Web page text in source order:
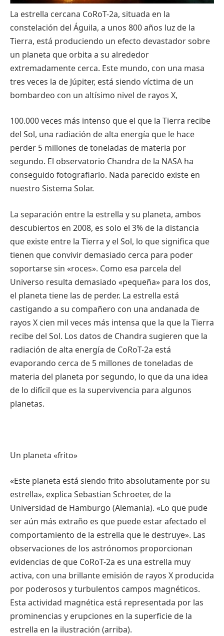
La estrella cercana CoRoT-2a, situada en la
constelación del Águila, a unos 800años luz de la
Tierra, está produciendo un efecto devastadorsobre
un planeta que orbita a su alrededor
extremadamente cerca. Este mundo, con una masa
tres veces la de Júpiter, está siendo víctima de un
bombardeo con un altísimo nivel de rayos X,
100.000veces más intenso que el que la Tierra recibe
del Sol, una radiación dealta energía que le hace
perder 5 millones detoneladas de materia por
segundo. El observatorio Chandra de la NASA ha
conseguido fotografiarlo. Nada parecido existe en
nuestro Sistema Solar.
La separación entre la estrella ysu planeta, ambos
descubiertos en 2008, es solo el 3% de la distancia
que existe entre la Tierra y el Sol, lo quesignifica que
tienen que convivir demasiado cerca para poder
soportarsesin «roces». Como esa parcela del
Universo resulta demasiado «pequeña» para los dos,
el planeta tiene las de perder. La estrella está
castigando a su compañero con una andanada de
rayos X cien mil veces más intensa que la que la Tierra
recibe del Sol. Los datos de Chandra sugieren que la
radiación dealta energía de CoRoT-2a está
evaporando cerca de 5 millones detoneladas de
materia del planeta porsegundo, lo que da una idea
de lo difícil que es la supervivencia para algunos
planetas.
Un planeta «frito»
«Este planeta está siendo frito absolutamente porsu
estrella», explica Sebastian Schroeter, de la
Universidad de Hamburgo (Alemania). «Lo que pude
seraún más extraño es que puede estarafectado el
comportamiento de la estrella que le destruye». Las
observaciones de los astrónomos proporcionan
evidencias de que CoRoT-2a es una estrella muy
activa, con una brillante emisión de rayos X producida
por poderosos yturbulentos campos magnéticos.
Esta actividad magnética está representada por las
prominencias y erupciones en la superficie de la
estrella en la ilustración (arriba).